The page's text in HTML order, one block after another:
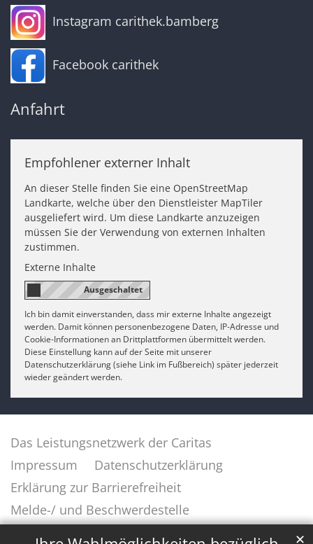
✕
Instagram carithek.bamberg
Facebook carithek
Anfahrt
Empfohlener externer Inhalt
An dieser Stelle finden Sie eine OpenStreetMap
Landkarte, welche über den Dienstleister MapTiler
ausgeliefert wird. Um diese Landkarte anzuzeigen
müssen Sie der Verwendung von externen Inhalten
zustimmen.
Externe Inhalte
Ich bin damit einverstanden, dass mir externe Inhalte angezeigt
werden. Damit können personenbezogene Daten, IP-Adresse und
Cookie-Informationen an Drittplattformen übermittelt werden.
Diese Einstellung kann auf der Seite mit unserer
Datenschutzerklärung (siehe Link im Fußbereich) später jederzeit
wieder geändert werden.
Das Leistungsnetzwerk der Caritas
Impressum
Datenschutzerklärung
Erklärung zur Barrierefreiheit
Melde-/ und Beschwerdestelle